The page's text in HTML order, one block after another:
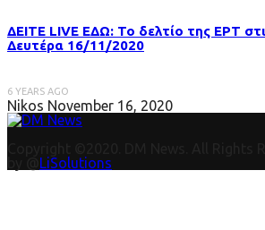
ΔΕΙΤΕ LIVE ΕΔΩ: Το δελτίο της ΕΡΤ
Δευτέρα 16/11/2020
6 YEARS AGO
Nikos November 16, 2020
LiSolutions